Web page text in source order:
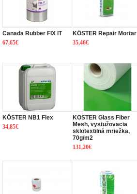
Canada Rubber FIX IT
67,65€
KÖSTER Repair Mortar
35,46€
KÖSTER NB1 Flex
34,85€
KOSTER Glass Fiber
Mesh, vystužovacia
sklotextilná mriežka,
70g/m2
131,20€